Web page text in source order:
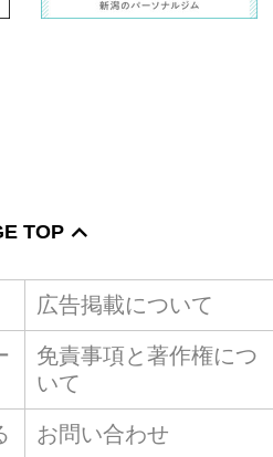
TOP
広告掲載について
免責事項と著作権につ
いて
お問い合わせ